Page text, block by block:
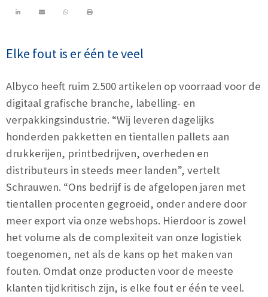
Elke fout is er één te veel
Albyco heeft ruim 2.500 artikelen op voorraad voor de
digitaal grafische branche, labelling- en
verpakkingsindustrie. “Wij leveren dagelijks
honderden pakketten en tientallen pallets aan
drukkerijen, printbedrijven, overheden en
distributeurs in steeds meer landen”, vertelt
Schrauwen. “Ons bedrijf is de afgelopen jaren met
tientallen procenten gegroeid, onder andere door
meer export via onze webshops. Hierdoor is zowel
het volume als de complexiteit van onze logistiek
toegenomen, net als de kans op het maken van
fouten. Omdat onze producten voor de meeste
klanten tijdkritisch zijn, is elke fout er één te veel.